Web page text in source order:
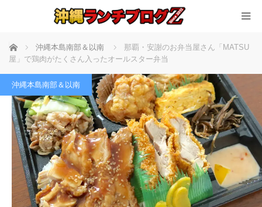
ホーム 沖縄本島南部＆以南
那覇・安謝のお弁当屋さん「MATSU
屋」で鶏肉がたくさん入ったオールスター弁当
沖縄本島南部＆以南